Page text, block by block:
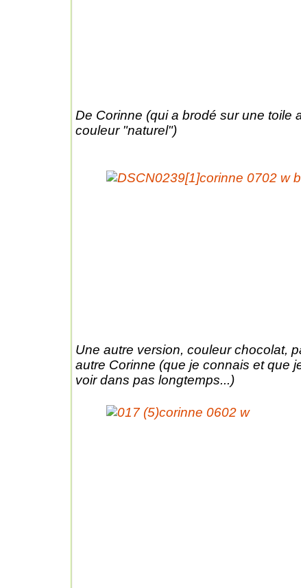
De Corinne (qui a brodé sur une toile
couleur "naturel")
Une autre version, couleur chocolat,
autre Corinne (que je connais et que
voir dans pas longtemps...)